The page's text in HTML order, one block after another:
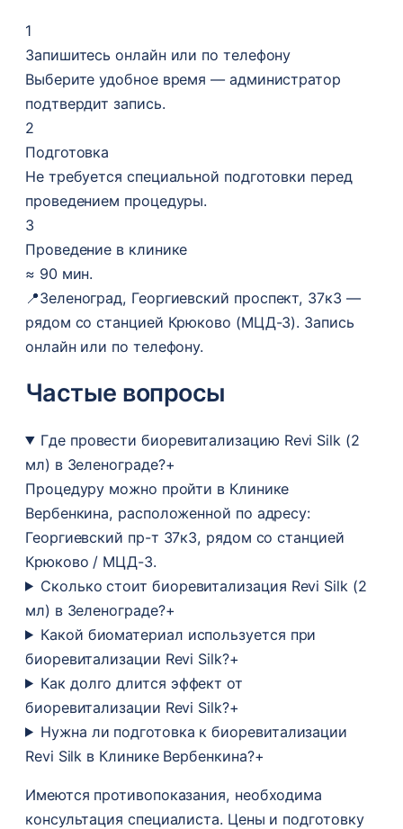
1
Запишитесь онлайн или по телефону
Выберите удобное время — администратор
подтвердит запись.
2
Подготовка
Не требуется специальной подготовки перед
проведением процедуры.
3
Проведение в клинике
≈ 90 мин.
📍Зеленоград, Георгиевский проспект, 37к3 —
рядом со станцией Крюково (МЦД-3). Запись
онлайн или по телефону.
Частые вопросы
Где провести биоревитализацию Revi Silk (2
мл) в Зеленограде?+
Процедуру можно пройти в Клинике
Вербенкина, расположенной по адресу:
Георгиевский пр-т 37к3, рядом со станцией
Крюково / МЦД-3.
Сколько стоит биоревитализация Revi Silk (2
мл) в Зеленограде?+
Какой биоматериал используется при
биоревитализации Revi Silk?+
Как долго длится эффект от
биоревитализации Revi Silk?+
Нужна ли подготовка к биоревитализации
Revi Silk в Клинике Вербенкина?+
Имеются противопоказания, необходима
консультация специалиста. Цены и подготовку